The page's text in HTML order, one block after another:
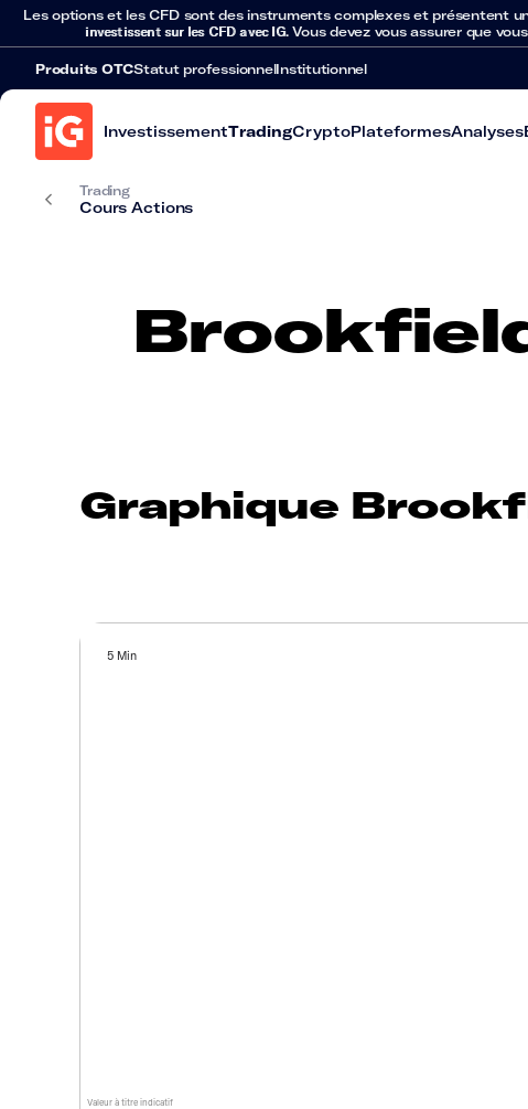
Les options et les CFD sont des instruments complexes et présentent
investissent sur les CFD avec IG. Vous devez vous assurer que
Produits OTCStatut professionnelInstitutionnel
InvestissementTradingCryptoPlateformesAnalyses
Trading
Cours Actions
Graphique
Valeur à titre indicatif
5 Min